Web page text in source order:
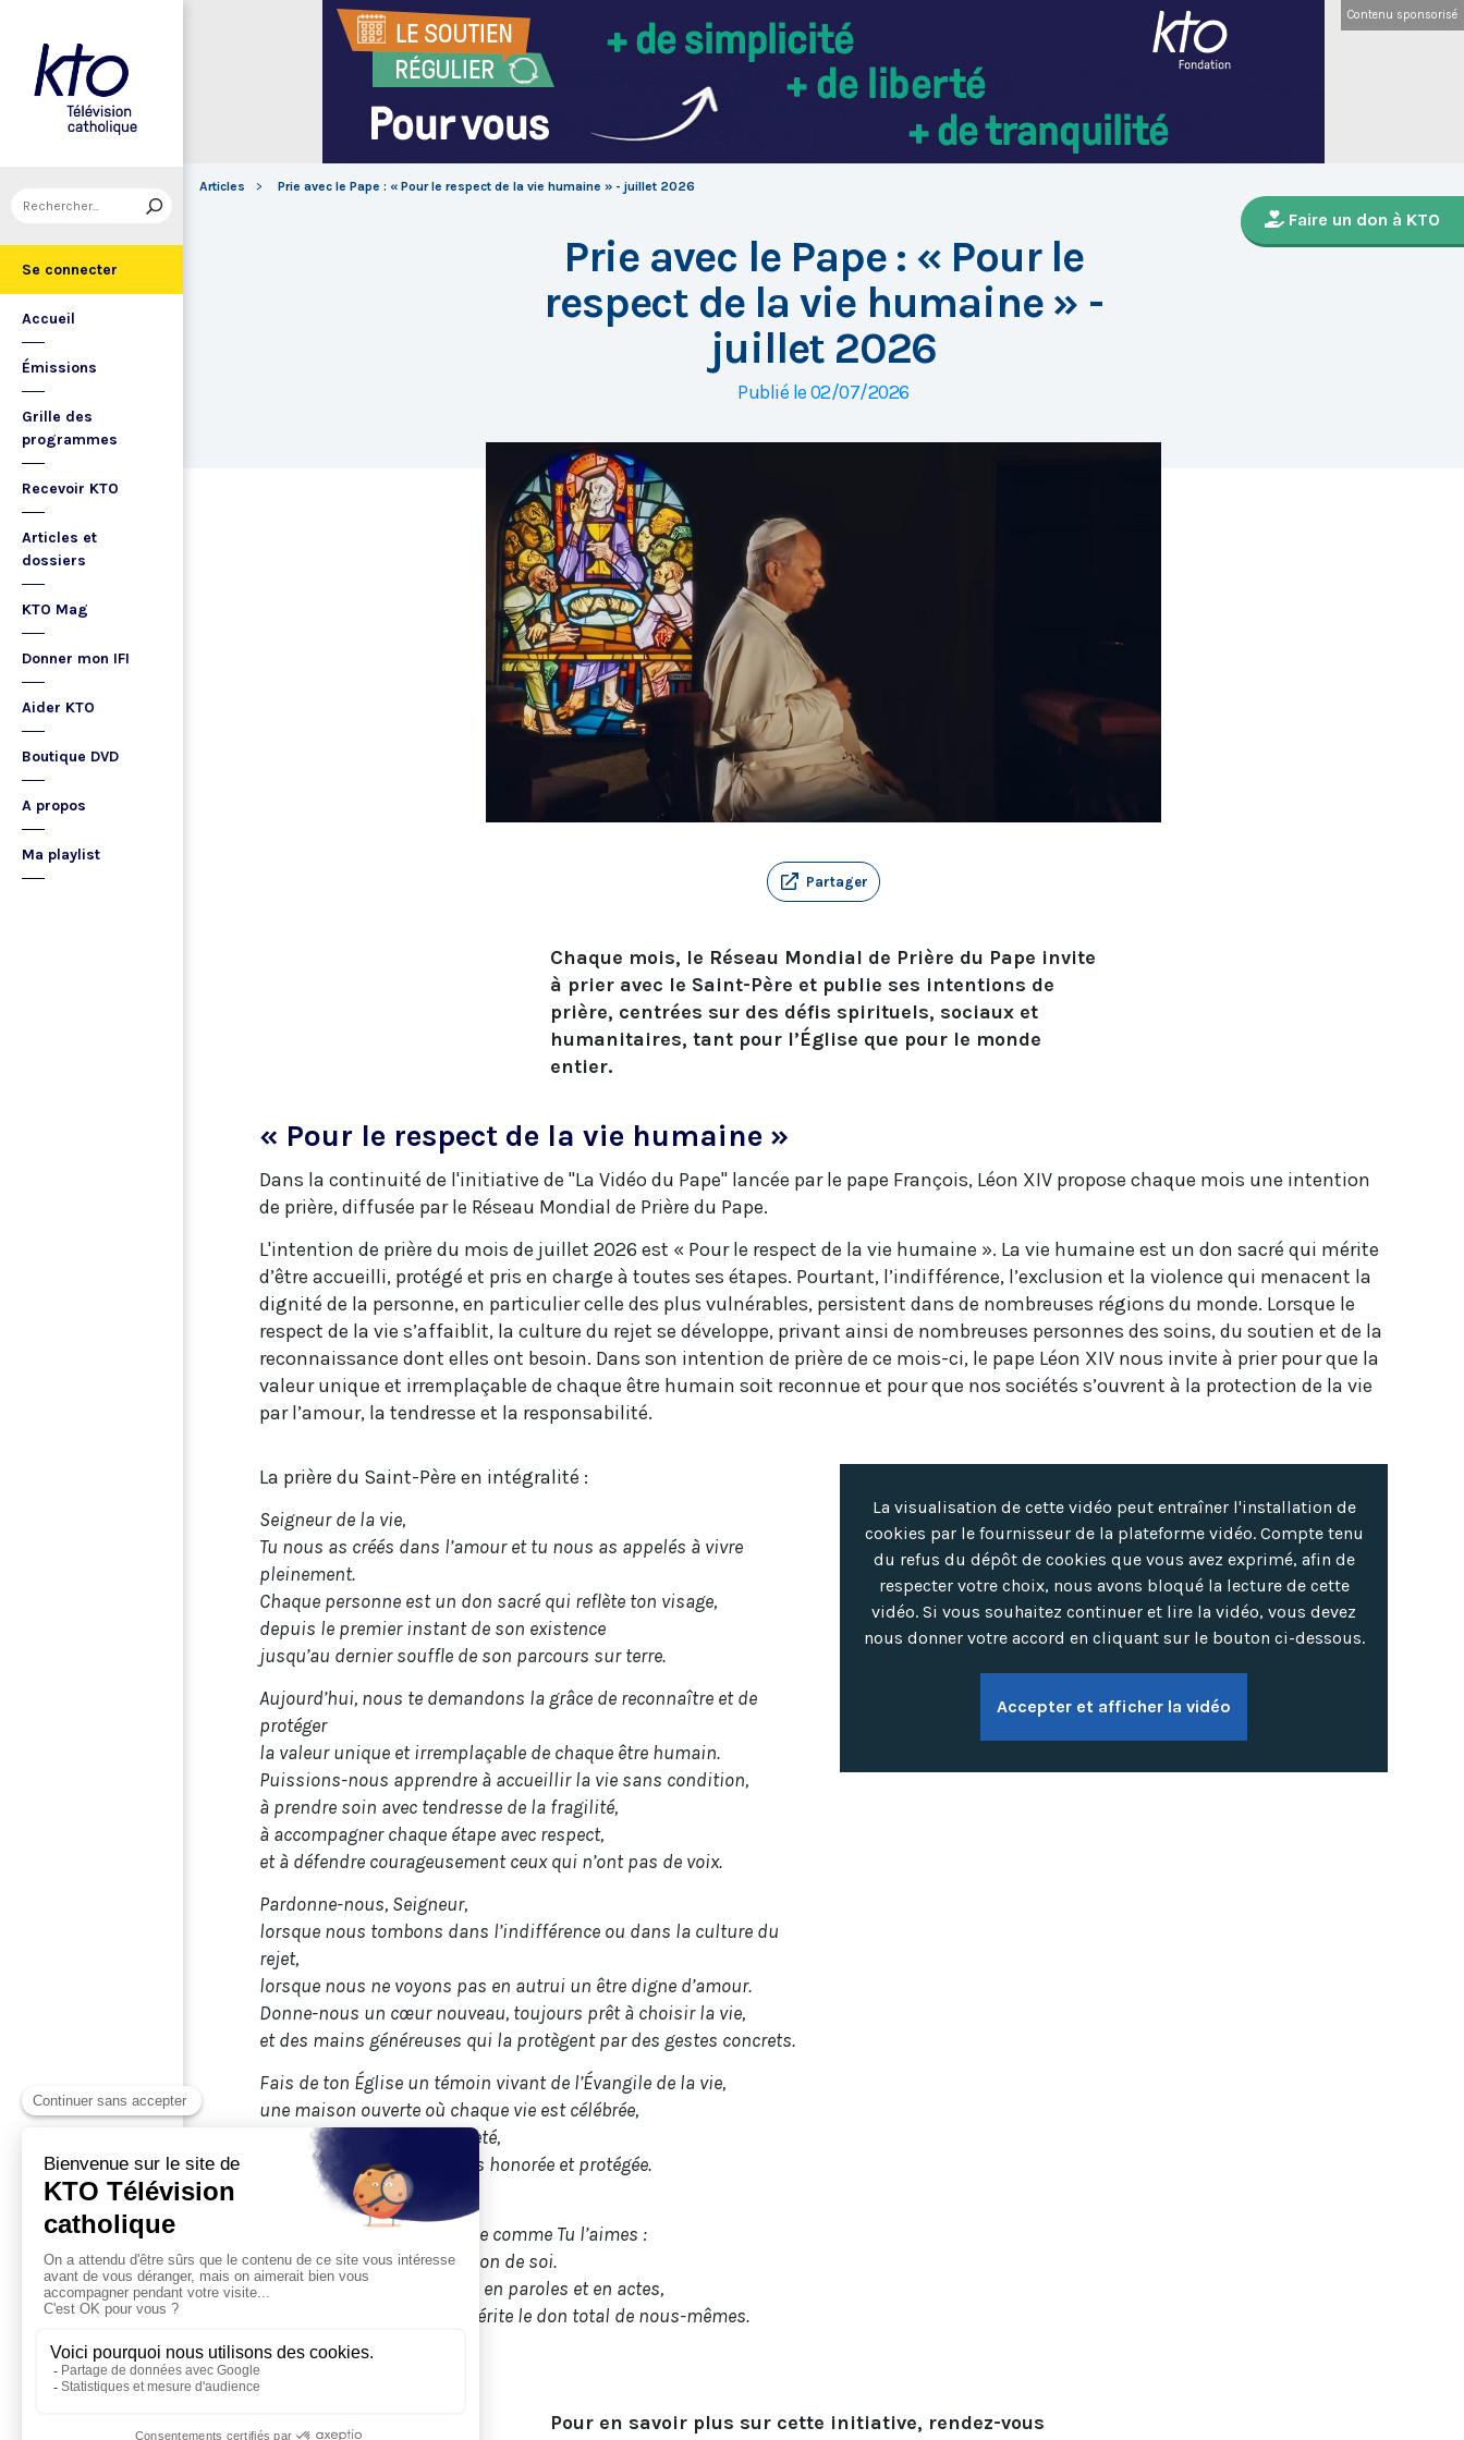
Se connecter
Accueil
Émissions
Grille des
programmes
Recevoir KTO
Articles et
dossiers
KTO Mag
Donner mon IFI
Aider KTO
Boutique DVD
A propos
Ma playlist
Contenu sponsorisé
Articles Prie avec le Pape : « Pour le respect de la vie humaine » - juillet 2026
Faire un don à KTO
Prie avec le Pape : « Pour le
respect de la vie humaine » -
juillet 2026
Publié le 02/07/2026
Partager
Chaque mois, le Réseau Mondial de Prière du Pape invite
à prier avec le Saint-Père et publie ses intentions de
prière, centrées sur des défis spirituels, sociaux et
humanitaires, tant pour l’Église que pour le monde
entier.
« Pour le respect de la vie humaine »
Dans la continuité de l'initiative de "La Vidéo du Pape" lancée par le pape François, Léon XIV propose chaque mois une intention
de prière, diffusée par le Réseau Mondial de Prière du Pape.
L'intention de prière du mois de juillet 2026 est « Pour le respect de la vie humaine ». La vie humaine est un don sacré qui mérite
d’être accueilli, protégé et pris en charge à toutes ses étapes. Pourtant, l’indifférence, l’exclusion et la violence qui menacent la
dignité de la personne, en particulier celle des plus vulnérables, persistent dans de nombreuses régions du monde. Lorsque le
respect de la vie s’affaiblit, la culture du rejet se développe, privant ainsi de nombreuses personnes des soins, du soutien et de la
reconnaissance dont elles ont besoin. Dans son intention de prière de ce mois-ci, le pape Léon XIV nous invite à prier pour que la
valeur unique et irremplaçable de chaque être humain soit reconnue et pour que nos sociétés s’ouvrent à la protection de la vie
par l’amour, la tendresse et la responsabilité.
La prière du Saint-Père en intégralité :
Seigneur de la vie,
Tu nous as créés dans l’amour et tu nous as appelés à vivre
pleinement.
Chaque personne est un don sacré qui reflète ton visage,
depuis le premier instant de son existence
jusqu’au dernier souffle de son parcours sur terre.
Aujourd’hui, nous te demandons la grâce de reconnaître et de
protéger
la valeur unique et irremplaçable de chaque être humain.
Puissions-nous apprendre à accueillir la vie sans condition,
à prendre soin avec tendresse de la fragilité,
à accompagner chaque étape avec respect,
et à défendre courageusement ceux qui n’ont pas de voix.
Pardonne-nous, Seigneur,
lorsque nous tombons dans l’indifférence ou dans la culture du
rejet,
lorsque nous ne voyons pas en autrui un être digne d’amour.
Donne-nous un cœur nouveau, toujours prêt à choisir la vie,
et des mains généreuses qui la protègent par des gestes concrets.
Fais de ton Église un témoin vivant de l’Évangile de la vie,
une maison ouverte où chaque vie est célébrée,
où personne ne se sent rejeté,
et où la dignité est toujours honorée et protégée.
Seigneur Jésus,
puissions-nous aimer la vie comme Tu l’aimes :
avec tendresse, fidélité et don de soi.
Puissions-nous proclamer, en paroles et en actes,
que chaque vie humaine mérite le don total de nous-mêmes.
Amen.
La visualisation de cette vidéo peut entraîner l'installation de
cookies par le fournisseur de la plateforme vidéo. Compte tenu
du refus du dépôt de cookies que vous avez exprimé, afin de
respecter votre choix, nous avons bloqué la lecture de cette
vidéo. Si vous souhaitez continuer et lire la vidéo, vous devez
nous donner votre accord en cliquant sur le bouton ci-dessous.
Accepter et afficher la vidéo
Pour en savoir plus sur cette initiative, rendez-vous